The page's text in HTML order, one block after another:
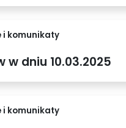
i komunikaty
dniu 10.03.2025
i komunikaty